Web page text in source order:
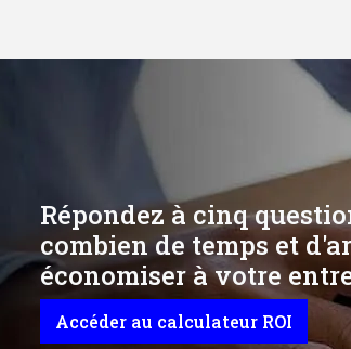
Répondez à cinq
combien de temps et
économiser à votre
Accéder au calculateur ROI